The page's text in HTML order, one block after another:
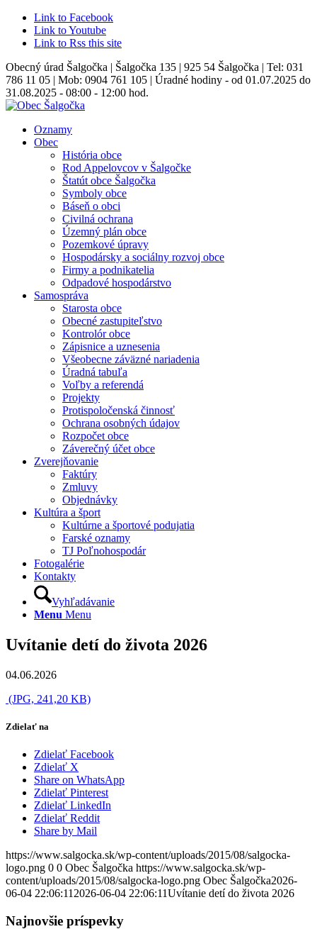
Link to Facebook
Link to Youtube
Link to Rss this site
Obecný úrad Šalgočka | Šalgočka 135 | 925 54 Šalgočka | Tel: 031
786 11 05 | Mob: 0904 761 105 | Úradné hodiny - od 01.07.2025 do
31.08.2025 - 08:00 - 12:00 hod.
Oznamy
Obec
História obce
Rod Appelovcov v Šalgočke
Štatút obce Šalgočka
Symboly obce
Báseň o obci
Civilná ochrana
Územný plán obce
Pozemkové úpravy
Hospodársky a sociálny rozvoj obce
Firmy a podnikatelia
Odpadové hospodárstvo
Samospráva
Starosta obce
Obecné zastupiteľstvo
Kontrolór obce
Zápisnice a uznesenia
Všeobecne záväzné nariadenia
Úradná tabuľa
Voľby a referendá
Projekty
Protispoločenská činnosť
Ochrana osobných údajov
Rozpočet obce
Záverečný účet obce
Zverejňovanie
Faktúry
Zmluvy
Objednávky
Kultúra a šport
Kultúrne a športové podujatia
Farské oznamy
TJ Poľnohospodár
Fotogalérie
Kontakty
Vyhľadávanie
Menu Menu
Uvítanie detí do života 2026
04.06.2026
(JPG, 241,20 KB)
Zdielať na
Zdielať Facebook
Zdielať X
Share on WhatsApp
Zdielať Pinterest
Zdielať LinkedIn
Zdielať Reddit
Share by Mail
https://www.salgocka.sk/wp-content/uploads/2015/08/salgocka-
logo.png 0 0 Obec Šalgočka https://www.salgocka.sk/wp-
content/uploads/2015/08/salgocka-logo.png Obec Šalgočka2026-
06-04 22:06:11 2026-06-04 22:06:11Uvítanie detí do života 2026
Najnovšie príspevky